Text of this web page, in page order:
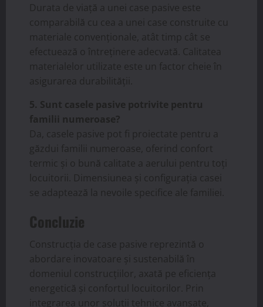
Durata de viață a unei case pasive este
comparabilă cu cea a unei case construite cu
materiale convenționale, atât timp cât se
efectuează o întreținere adecvată. Calitatea
materialelor utilizate este un factor cheie în
asigurarea durabilității.
5. Sunt casele pasive potrivite pentru
familii numeroase?
Da, casele pasive pot fi proiectate pentru a
găzdui familii numeroase, oferind confort
termic și o bună calitate a aerului pentru toți
locuitorii. Dimensiunea și configurația casei
se adaptează la nevoile specifice ale familiei.
Concluzie
Construcția de case pasive reprezintă o
abordare inovatoare și sustenabilă în
domeniul construcțiilor, axată pe eficiența
energetică și confortul locuitorilor. Prin
integrarea unor soluții tehnice avansate,